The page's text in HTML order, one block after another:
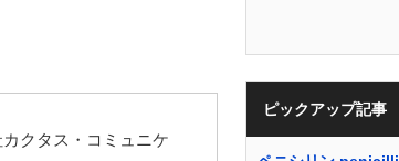
クタス・コミュニケ
ピックアップ記事